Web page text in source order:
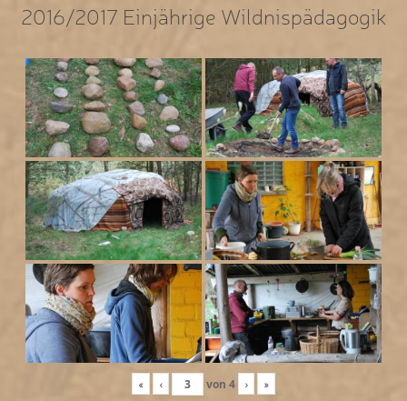
2016/2017 Einjährige Wildnispädagogik
« ‹ von 4 › »